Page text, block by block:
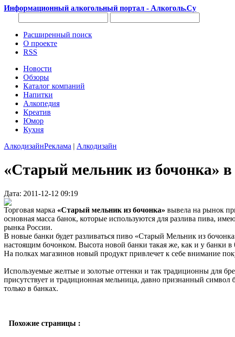
Информационный алкогольный портал - Алкоголь.Су
Расширенный поиск
О проекте
RSS
Новости
Обзоры
Каталог компаний
Напитки
Алкопедия
Креатив
Юмор
Кухня
АлкодизайнРеклама | Алкодизайн
«Старый мельник из бочонка» в
Дата: 2011-12-12 09:19
Торговая марка «Старый мельник из бочонка» вывела на рынок
основная масса банок, которые используются для разлива пива,
рынка России.
В новые банки будет разливаться пиво «Старый Мельник из
настоящим бочонком. Высота новой банки такая же, как и у банки в
На полках магазинов новый продукт привлечет к себе внимание
Используемые желтые и золотые оттенки и так традиционны для
присутствует и традиционная мельница, давно признанный символ
только в банках.
Похожие страницы :